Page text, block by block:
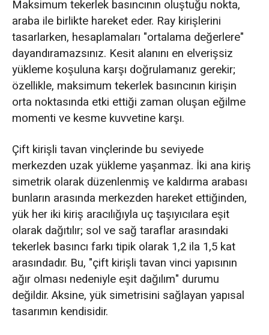
Maksimum tekerlek basıncının oluştuğu nokta,
araba ile birlikte hareket eder. Ray kirişlerini
tasarlarken, hesaplamaları "ortalama değerlere"
dayandıramazsınız. Kesit alanını en elverişsiz
yükleme koşuluna karşı doğrulamanız gerekir;
özellikle, maksimum tekerlek basıncının kirişin
orta noktasında etki ettiği zaman oluşan eğilme
momenti ve kesme kuvvetine karşı.
Çift kirişli tavan vinçlerinde bu seviyede
merkezden uzak yükleme yaşanmaz. İki ana kiriş
simetrik olarak düzenlenmiş ve kaldırma arabası
bunların arasında merkezden hareket ettiğinden,
yük her iki kiriş aracılığıyla uç taşıyıcılara eşit
olarak dağıtılır; sol ve sağ taraflar arasındaki
tekerlek basıncı farkı tipik olarak 1,2 ila 1,5 kat
arasındadır. Bu, "çift kirişli tavan vinci yapısının
ağır olması nedeniyle eşit dağılım" durumu
değildir. Aksine, yük simetrisini sağlayan yapısal
tasarımın kendisidir.